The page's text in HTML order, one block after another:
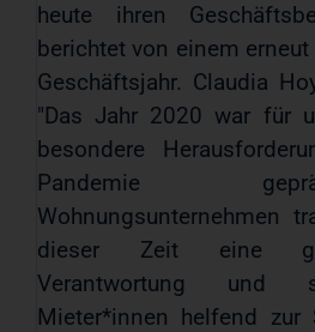
heute ihren
berichtet von einem
Geschäftsjahr. Claudia
"Das Jahr 2020 war für
besondere
Pandemie
Wohnungsunternehmen
dieser Zeit eine
Verantwortung und
Mieter*innen helfend zur